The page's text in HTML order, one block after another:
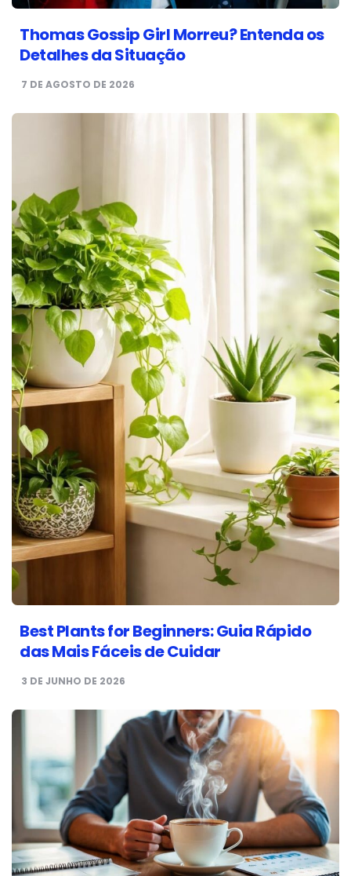
Thomas Gossip Girl Morreu? Entenda os
Detalhes da Situação
7 DE AGOSTO DE 2026
Best Plants for Beginners: Guia Rápido
das Mais Fáceis de Cuidar
3 DE JUNHO DE 2026